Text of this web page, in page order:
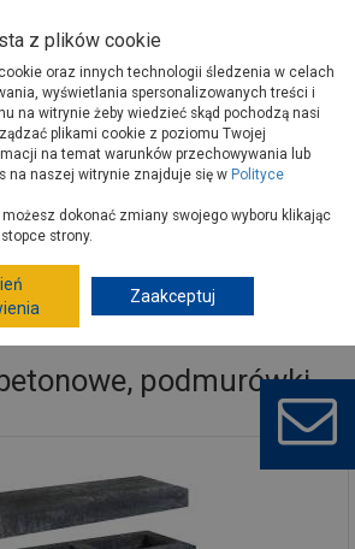
domu
Ogrodzenia
Elementy betonowe, podmurówki
podmurówki
z plików cookie
oraz innych technologii śledzenia w celach
wyświetlania spersonalizowanych treści i
na witrynie żeby wiedzieć skąd pochodzą nasi
plikami cookie z poziomu Twojej
na temat warunków przechowywania lub
na naszej witrynie znajduje się w Polityce
dokonać zmiany swojego wyboru klikając
strony.
Zaakceptuj